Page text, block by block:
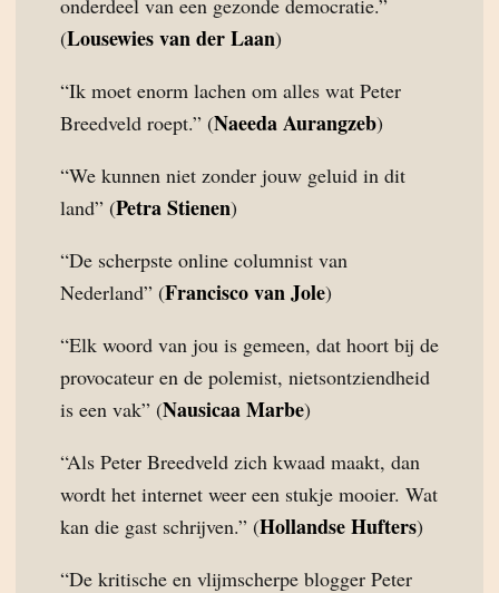
onderdeel van een gezonde democratie.”
(Lousewies van der Laan)
“Ik moet enorm lachen om alles wat Peter
Breedveld roept.” (Naeeda Aurangzeb)
“We kunnen niet zonder jouw geluid in dit
land” (Petra Stienen)
“De scherpste online columnist van
Nederland” (Francisco van Jole)
“Elk woord van jou is gemeen, dat hoort bij de
provocateur en de polemist, nietsontziendheid
is een vak” (Nausicaa Marbe)
“Als Peter Breedveld zich kwaad maakt, dan
wordt het internet weer een stukje mooier. Wat
kan die gast schrijven.” (Hollandse Hufters)
“De kritische en vlijmscherpe blogger Peter